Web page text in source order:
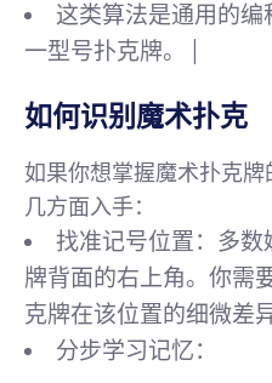
这类算法是通用的
一型号扑克牌。 |
如何识别魔术扑克
如果你想掌握魔术扑克
几方面入手：
找准记号位置：多
牌背面的右上角。你需
克牌在该位置的细微差异
分步学习记忆：